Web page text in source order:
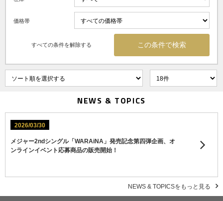
価格帯
すべての条件を解除する
NEWS & TOPICS
2026/03/30
メジャー2ndシングル「WARAiNA」発売記念第四弾企画、オ
ンラインイベント応募商品の販売開始！
NEWS & TOPICSをもっと見る